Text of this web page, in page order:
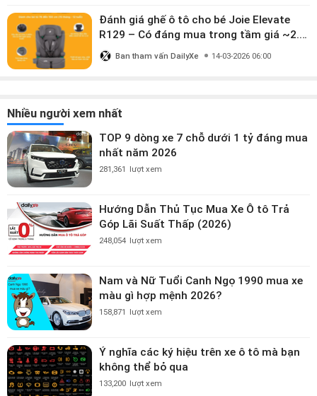
Đánh giá ghế ô tô cho bé Joie Elevate
R129 – Có đáng mua trong tầm giá ~2.8
triệu?
Ban tham vấn DailyXe 14-03-2026 06:00
Nhiều người xem nhất
TOP 9 dòng xe 7 chỗ dưới 1 tỷ đáng mua
nhất năm 2026
281,361 lượt xem
Hướng Dẫn Thủ Tục Mua Xe Ô tô Trả
Góp Lãi Suất Thấp (2026)
248,054 lượt xem
Nam và Nữ Tuổi Canh Ngọ 1990 mua xe
màu gì hợp mệnh 2026?
158,871 lượt xem
Ý nghĩa các ký hiệu trên xe ô tô mà bạn
không thể bỏ qua
133,200 lượt xem